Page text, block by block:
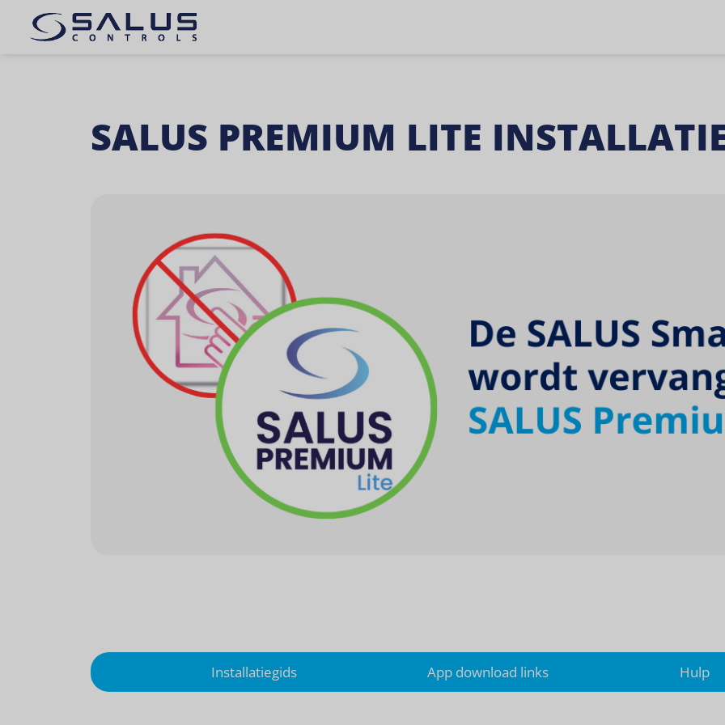
SALUS PREMIUM LITE
Installatiegids App download links Hulp